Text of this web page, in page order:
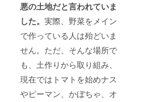
悪の土地だと言われていま
した。 実際、野菜をメイン
で作っている人は殆どいま
せん。ただ、そんな場所で
も、土作りから取り組み、
現在ではトマトを始めナス
やピーマン、かぼちゃ、オ